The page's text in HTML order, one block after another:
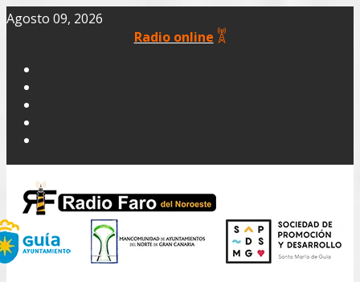
Agosto 09, 2026
Radio online